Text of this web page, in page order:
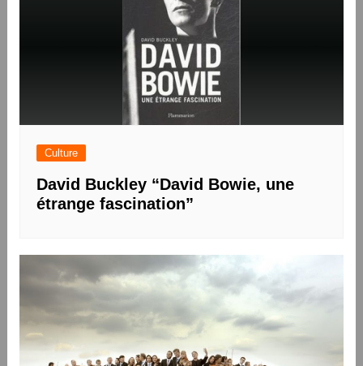
Culture
David Buckley “David Bowie, une
étrange fascination”